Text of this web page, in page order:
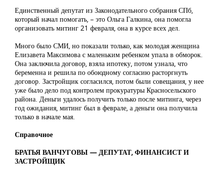
Единственный депутат из Законодательного собрания СПб,
который начал помогать, – это Ольга Галкина, она помогла
организовать митинг 21 февраля, она в курсе всех дел.
Много было СМИ, но показали только, как молодая женщина
Елизавета Максимова с маленьким ребенком упала в обморок.
Она заключила договор, взяла ипотеку, потом узнала, что
беременна и решила по обоюдному согласию расторгнуть
договор. Застройщик согласился, потом были совещания, у нее
уже было дело под контролем прокуратуры Красносельского
района. Деньги удалось получить только после митинга, через
год ожидания, митинг был в феврале, а деньги она получила
только в начале мая.
Справочное
БРАТЬЯ ВАНЧУГОВЫ — ДЕПУТАТ, ФИНАНСИСТ И
ЗАСТРОЙЩИК